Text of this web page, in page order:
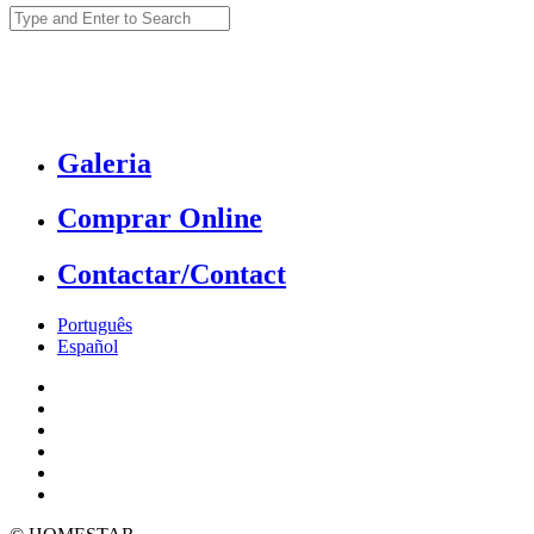
Galeria
Comprar Online
Contactar/Contact
Português
Español